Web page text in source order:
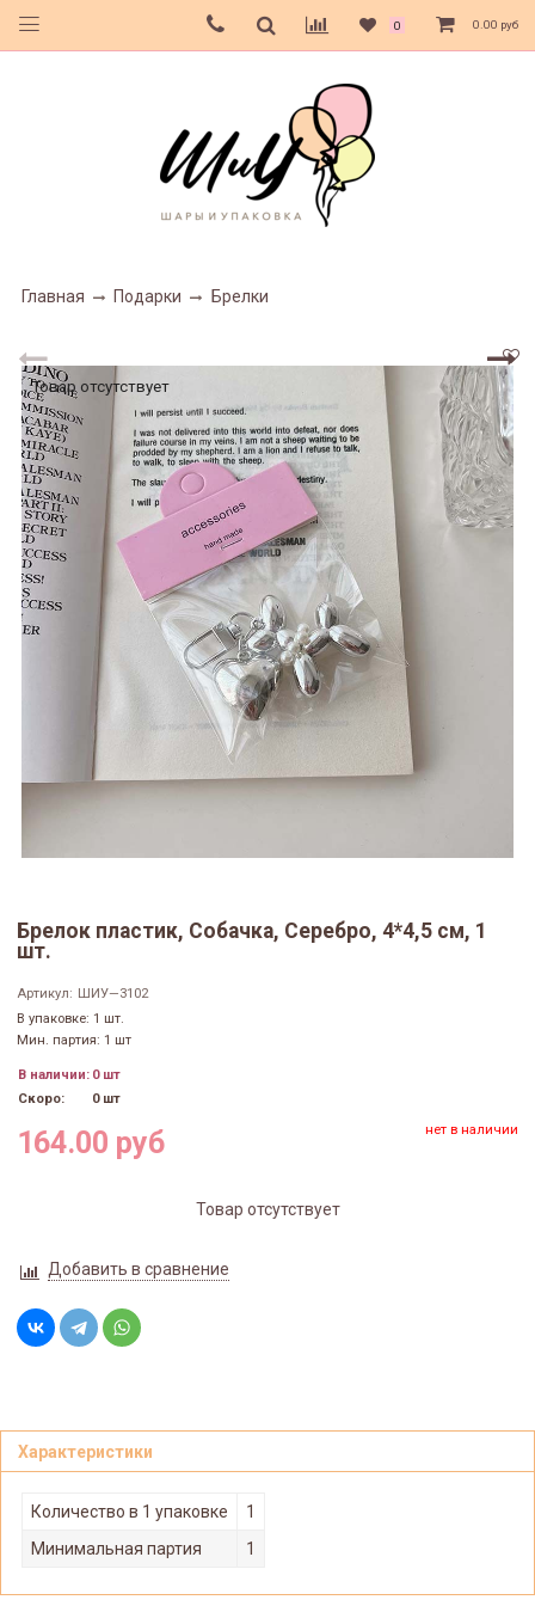
0 0.00 руб
Главная Подарки Брелки
Товар отсутствует
Брелок пластик, Собачка, Серебро, 4*4,5 см, 1
шт.
Артикул: ШИУ—3102
В упаковке: 1 шт.
Мин. партия: 1 шт
В наличии: 0 шт
Скоро:
0 шт
164.00 руб нет в наличии
Товар отсутствует
Добавить в сравнение
Характеристики
Количество в 1 упаковке
1
Минимальная партия
1